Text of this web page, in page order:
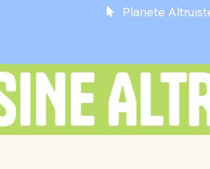
Planete